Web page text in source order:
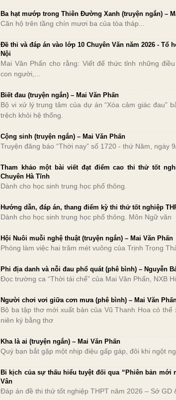
Ba hạt mướp trong Thiên Đường Xanh (truyện ngắn) –
Căn hộ trên tầng chín mươi ba của tòa tháp...
Đề thi và đáp án vào lớp 10 Chuyên Văn năm 2026 - Tổ
Nội
Mai Văn Phấn cho rằng: Viết để thức tỉnh những
con người,...
Biết đau (truyện ngắn) – Mai Văn Phấn
Bộ vi xử lý trung tâm của dự án “Xóa cảm giác đau”
trệch khỏi hệ thống.
Cộng sinh (truyện ngắn) – Mai Văn Phấn
Truyện đăng báo “Thời nay” số 1720 - thứ Năm, ngày
Tham khảo một bài viết đạt điểm cao thi thử tốt
Chuyên Hà Tĩnh
Dành cho học sinh trung học phổ thông.
Hướng dẫn, đáp án, thang điểm kỳ thi thử tốt nghiệp
Dành cho học sinh trung học phổ thông. Môn Ngữ văn
Hội Nuôi muỗi nghệ thuật (truyện ngắn) – Mai Văn Phấn
Phòng làm việc hai trăm mét vuông của Trịnh Trọng
Phi địa danh và nỗi đau phổ quát (phê bình) – Nguyễn
Đọc trường ca “Thời tái chế” của Mai Văn Phấn, NXB
Người chơi vơi giữa cơn mưa ​(phê bình) – Mai Văn
Bộ ba tập thơ mới xuất bản của Vũ Thanh Hoa có thể
niên ký bằng thơ
Kha là ai (truyện ngắn) – Mai Văn Phấn
Quý bạn bắt gặp một nhịp điệu gấp gáp, đôi khi ngột
Bi kịch của sự thấu hiểu tuyệt đối qua “Phiên bản mới
Vân
Đáp án đề thi thử tốt nghiệp THPT năm 2026 – Sở GD